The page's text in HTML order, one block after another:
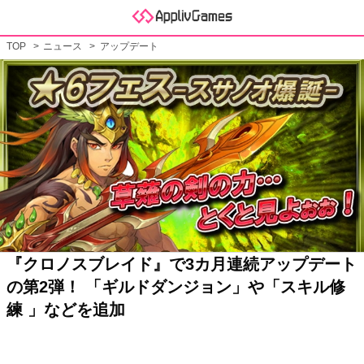
TOP ニュース アップデート
『クロノスブレイド』で3カ月連続アップデート
の第2弾！ 「ギルドダンジョン」や「スキル修
練 」などを追加